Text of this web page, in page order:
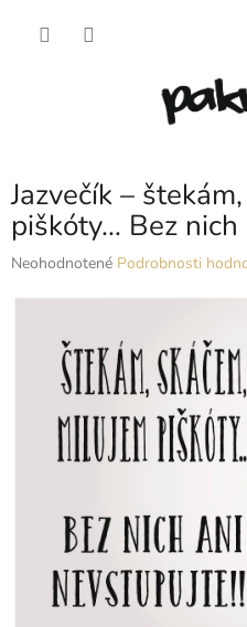
Jazvečík –
piškóty… Bez
Priemerné
produktu
Neohodnotené Podrobnosti